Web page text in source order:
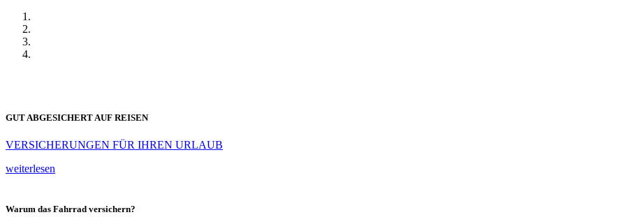
GUT ABGESICHERT AUF REISEN
VERSICHERUNGEN FÜR IHREN URLAUB
weiterlesen
Warum das Fahrrad versichern?